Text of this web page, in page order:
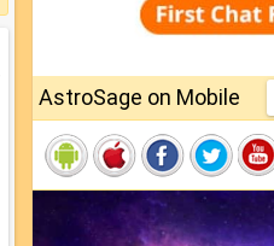
AstroSage on Mobile